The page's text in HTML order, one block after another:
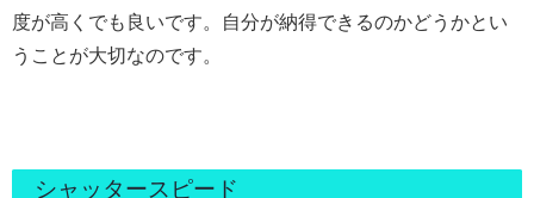
度が高くでも良いです。自分が納得できるのかどうかとい
うことが大切なのです。
シャッタースピード